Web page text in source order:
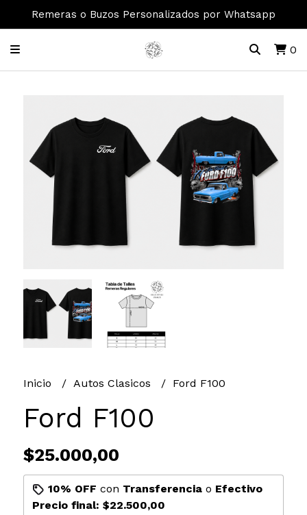
Remeras o Buzos Personalizados por Whatsapp
0
Inicio Autos Clasicos Ford F100
Ford F100
$25.000,00
10% OFF con Transferenciao Efectivo
Precio final: $22.500,00